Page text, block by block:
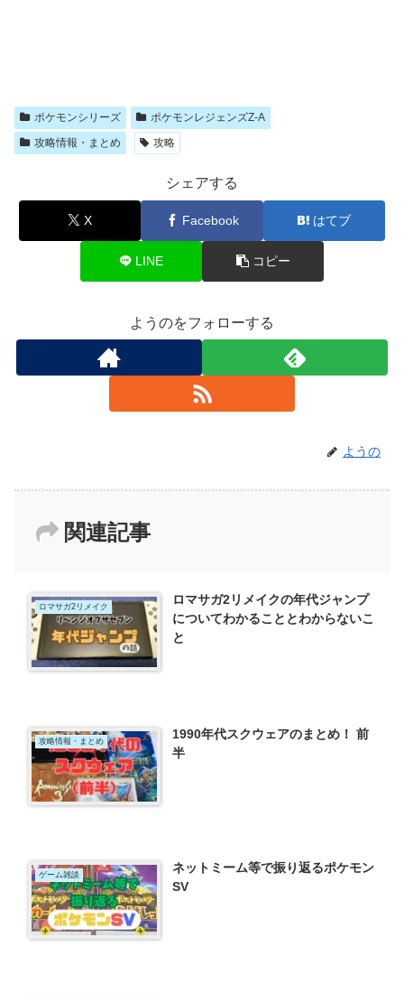
ポケモンシリーズ
ポケモンレジェンズZ-A
攻略情報・まとめ
攻略
シェアする
X Facebook はてブ
LINE コピー
ようのをフォローする
ようの
関連記事
ロマサガ2リメイク
ロマサガ2リメイクの年代ジャンプ
についてわかることとわからないこ
と
攻略情報・まとめ
1990年代スクウェアのまとめ！ 前
半
ゲーム雑談
ネットミーム等で振り返るポケモン
SV